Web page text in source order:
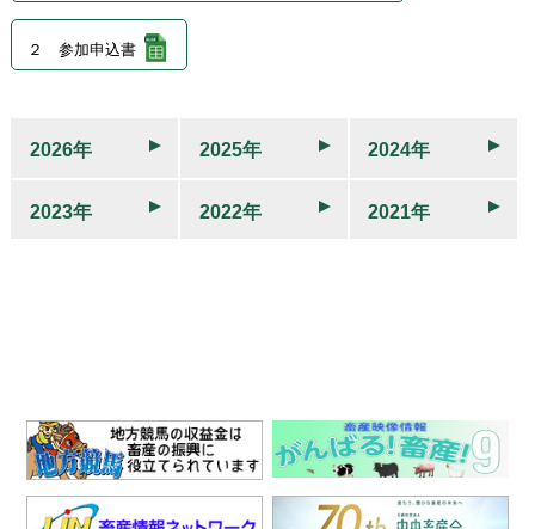
２ 参加申込書
2026年 2025年 2024年
2023年 2022年 2021年